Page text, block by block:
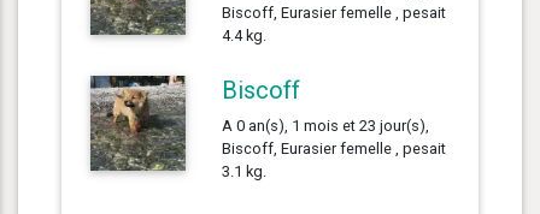
Biscoff, Eurasier femelle , pesait
4.4 kg.
Biscoff
A 0 an(s), 1 mois et 23 jour(s),
Biscoff, Eurasier femelle , pesait
3.1 kg.